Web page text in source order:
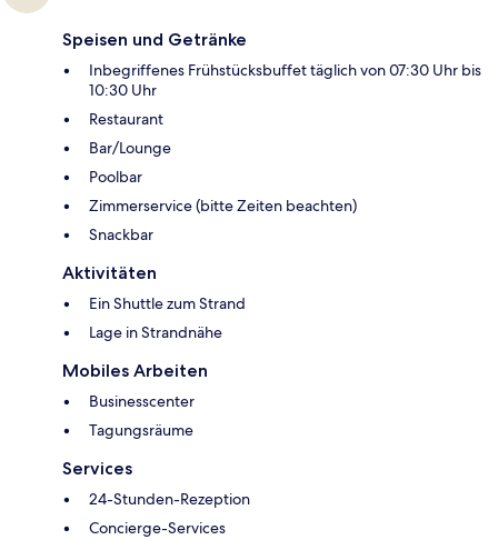
Speisen und Getränke
Inbegriffenes Frühstücksbuffet täglich von 07:30 Uhr bis
10:30 Uhr
Restaurant
Bar/Lounge
Poolbar
Zimmerservice (bitte Zeiten beachten)
Snackbar
Aktivitäten
Ein Shuttle zum Strand
Lage in Strandnähe
Mobiles Arbeiten
Businesscenter
Tagungsräume
Services
24-Stunden-Rezeption
Concierge-Services